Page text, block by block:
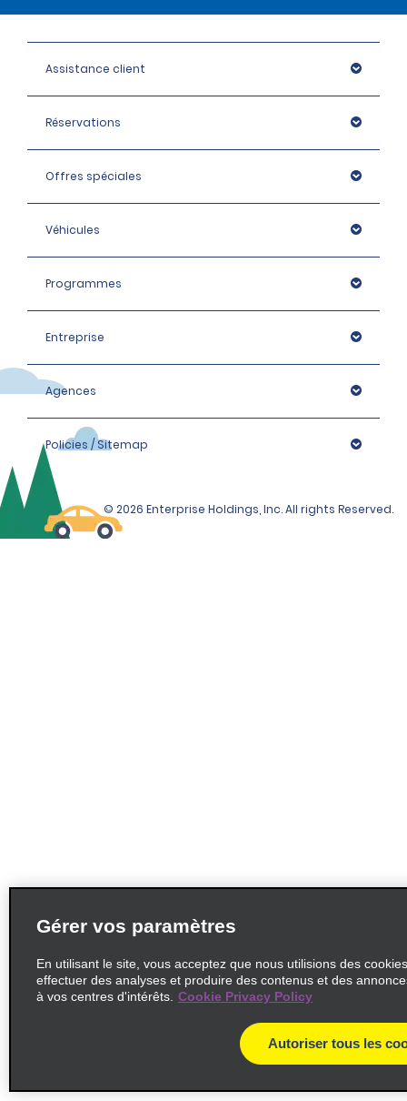
Assistance client
Réservations
Offres spéciales
Véhicules
Programmes
Entreprise
Agences
Policies / Sitemap
© 2026 Enterprise Holdings, Inc. All rights Reserved.
Gérer vos paramètres
En utilisant le site, vous acceptez que nous utilisions des
effectuer des analyses et produire des contenus et des
à vos centres d'intérêts. Cookie Privacy Policy
Autoriser tous les